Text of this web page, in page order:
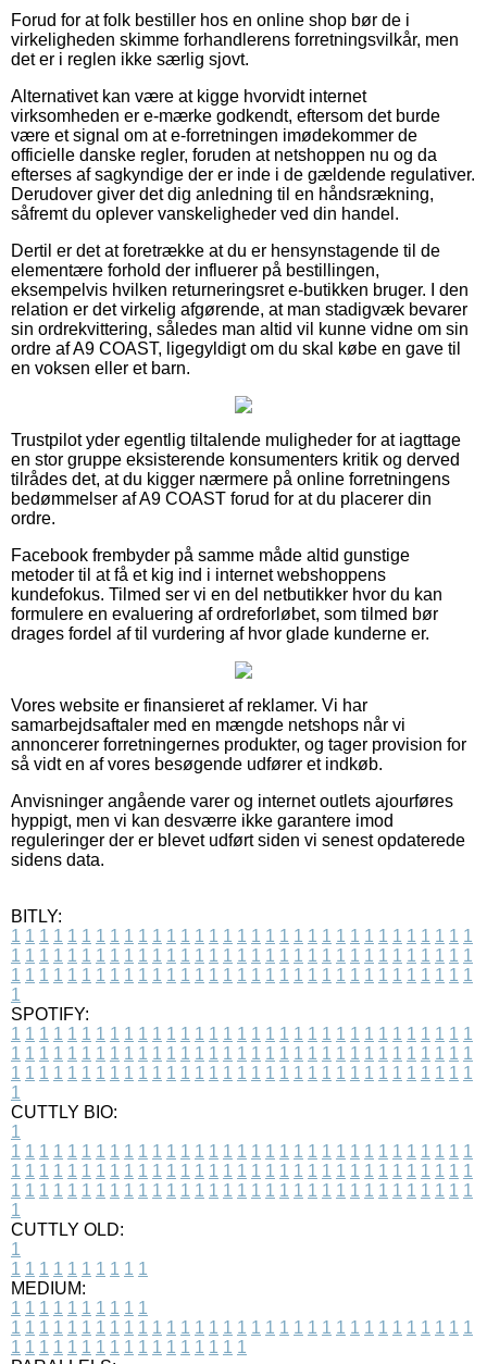
Forud for at folk bestiller hos en online shop bør de i
virkeligheden skimme forhandlerens forretningsvilkår, men
det er i reglen ikke særlig sjovt.
Alternativet kan være at kigge hvorvidt internet
virksomheden er e-mærke godkendt, eftersom det burde
være et signal om at e-forretningen imødekommer de
officielle danske regler, foruden at netshoppen nu og da
efterses af sagkyndige der er inde i de gældende regulativer.
Derudover giver det dig anledning til en håndsrækning,
såfremt du oplever vanskeligheder ved din handel.
Dertil er det at foretrække at du er hensynstagende til de
elementære forhold der influerer på bestillingen,
eksempelvis hvilken returneringsret e-butikken bruger. I den
relation er det virkelig afgørende, at man stadigvæk bevarer
sin ordrekvittering, således man altid vil kunne vidne om sin
ordre af A9 COAST, ligegyldigt om du skal købe en gave til
en voksen eller et barn.
Trustpilot yder egentlig tiltalende muligheder for at iagttage
en stor gruppe eksisterende konsumenters kritik og derved
tilrådes det, at du kigger nærmere på online forretningens
bedømmelser af A9 COAST forud for at du placerer din
ordre.
Facebook frembyder på samme måde altid gunstige
metoder til at få et kig ind i internet webshoppens
kundefokus. Tilmed ser vi en del netbutikker hvor du kan
formulere en evaluering af ordreforløbet, som tilmed bør
drages fordel af til vurdering af hvor glade kunderne er.
Vores website er finansieret af reklamer. Vi har
samarbejdsaftaler med en mængde netshops når vi
annoncerer forretningernes produkter, og tager provision for
så vidt en af vores besøgende udfører et indkøb.
Anvisninger angående varer og internet outlets ajourføres
hyppigt, men vi kan desværre ikke garantere imod
reguleringer der er blevet udført siden vi senest opdaterede
sidens data.
BITLY:
1 1 1 1 1 1 1 1 1 1 1 1 1 1 1 1 1 1 1 1 1 1 1 1 1 1 1 1 1 1 1 1 1
1 1 1 1 1 1 1 1 1 1 1 1 1 1 1 1 1 1 1 1 1 1 1 1 1 1 1 1 1 1 1 1 1
1 1 1 1 1 1 1 1 1 1 1 1 1 1 1 1 1 1 1 1 1 1 1 1 1 1 1 1 1 1 1 1 1
1
SPOTIFY:
1 1 1 1 1 1 1 1 1 1 1 1 1 1 1 1 1 1 1 1 1 1 1 1 1 1 1 1 1 1 1 1 1
1 1 1 1 1 1 1 1 1 1 1 1 1 1 1 1 1 1 1 1 1 1 1 1 1 1 1 1 1 1 1 1 1
1 1 1 1 1 1 1 1 1 1 1 1 1 1 1 1 1 1 1 1 1 1 1 1 1 1 1 1 1 1 1 1 1
1
CUTTLY BIO:
1
1 1 1 1 1 1 1 1 1 1 1 1 1 1 1 1 1 1 1 1 1 1 1 1 1 1 1 1 1 1 1 1 1
1 1 1 1 1 1 1 1 1 1 1 1 1 1 1 1 1 1 1 1 1 1 1 1 1 1 1 1 1 1 1 1 1
1 1 1 1 1 1 1 1 1 1 1 1 1 1 1 1 1 1 1 1 1 1 1 1 1 1 1 1 1 1 1 1 1
1
CUTTLY OLD:
1
1 1 1 1 1 1 1 1 1 1
MEDIUM:
1 1 1 1 1 1 1 1 1 1
1 1 1 1 1 1 1 1 1 1 1 1 1 1 1 1 1 1 1 1 1 1 1 1 1 1 1 1 1 1 1 1 1
1 1 1 1 1 1 1 1 1 1 1 1 1 1 1 1 1